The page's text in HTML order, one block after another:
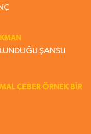
ŞANSLI
ÇEBER ÖRNEK BİR